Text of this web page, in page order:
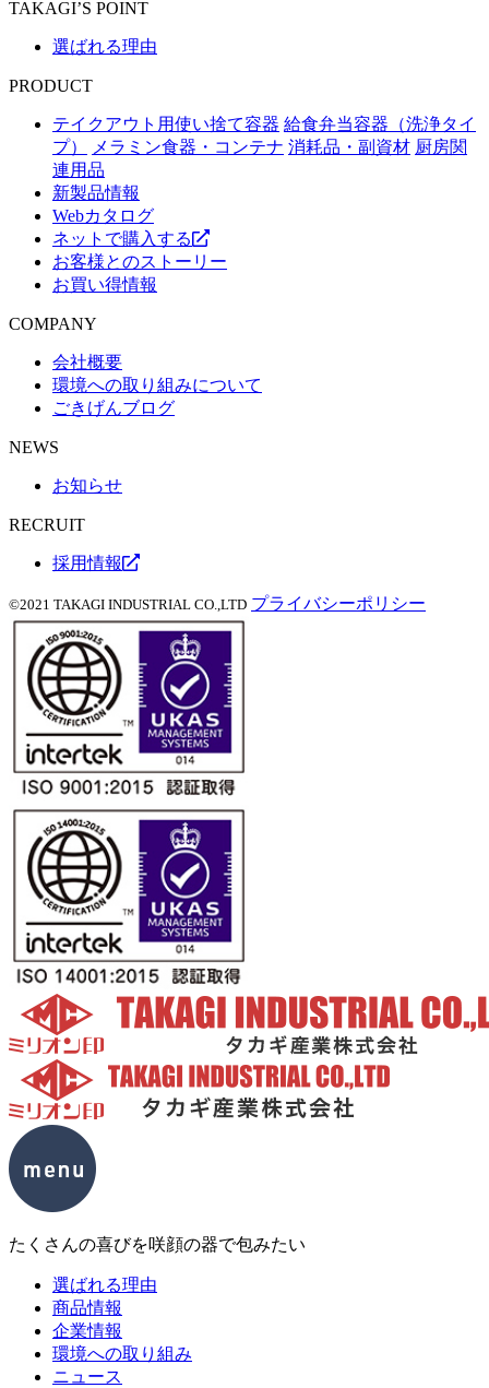
TAKAGI’S POINT
選ばれる理由
PRODUCT
テイクアウト用使い捨て容器 給食弁当容器（洗浄タイ
プ）
メラミン食器・コンテナ 消耗品・副資材 厨房関
連用品
新製品情報
Webカタログ
ネットで購入する
お客様とのストーリー
お買い得情報
COMPANY
会社概要
環境への取り組みについて
ごきげんブログ
NEWS
お知らせ
RECRUIT
採用情報
©2021 TAKAGI INDUSTRIAL CO.,LTD プライバシーポリシー
たくさんの喜びを咲顔の器で包みたい
選ばれる理由
商品情報
企業情報
環境への取り組み
ニュース